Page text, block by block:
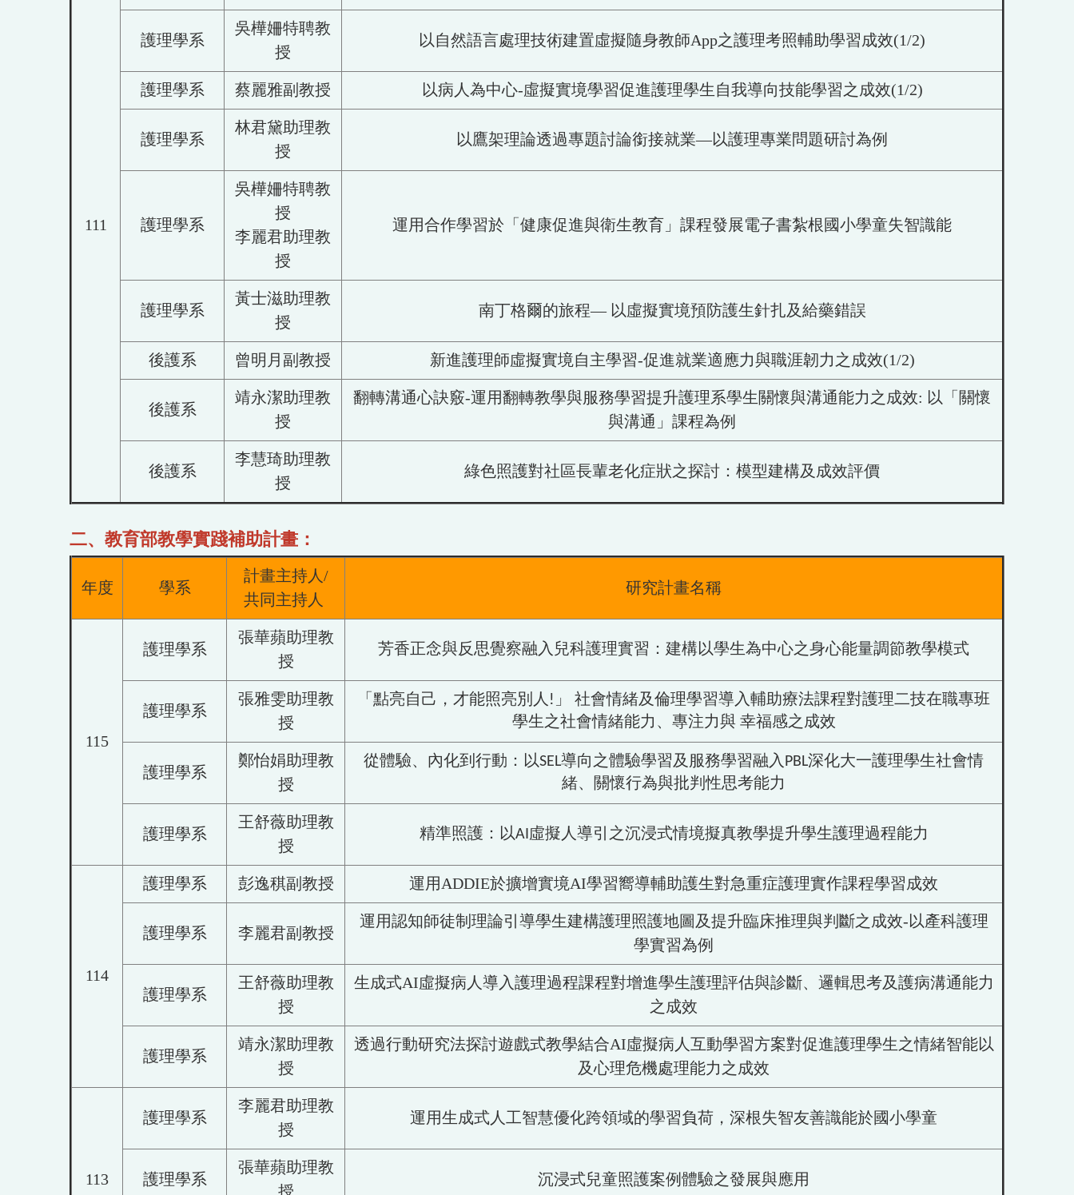
111
護理學系
吳樺姍特聘教
授
以自然語言處理技術建置虛擬隨身教師App之護理考照輔助學習成效(1/2)
護理學系 蔡麗雅副教授 以病人為中心-虛擬實境學習促進護理學生自我導向技能學習之成效(1/2)
護理學系
林君黛助理教
授
以鷹架理論透過專題討論銜接就業—以護理專業問題研討為例
護理學系
吳樺姍特聘教
授
李麗君助理教
授
運用合作學習於「健康促進與衛生教育」課程發展電子書紮根國小學童失智識能
護理學系
黃士滋助理教
授
南丁格爾的旅程— 以虛擬實境預防護生針扎及給藥錯誤
後護系 曾明月副教授 新進護理師虛擬實境自主學習-促進就業適應力與職涯韌力之成效(1/2)
後護系
靖永潔助理教
授
翻轉溝通心訣竅-運用翻轉教學與服務學習提升護理系學生關懷與溝通能力之成效: 以「關懷
與溝通」課程為例
後護系
李慧琦助理教
授
綠色照護對社區長輩老化症狀之探討：模型建構及成效評價
二、教育部教學實踐補助計畫：
年度 學系
計畫主持人/
共同主持人
研究計畫名稱
115
護理學系
張華蘋助理教
授
芳香正念與反思覺察融入兒科護理實習：建構以學生為中心之身心能量調節教學模式
護理學系
張雅雯助理教
授
「點亮自己，才能照亮別人!」 社會情緒及倫理學習導入輔助療法課程對護理二技在職專班
學生之社會情緒能力、專注力與 幸福感之成效
護理學系
鄭怡娟助理教
授
從體驗、內化到行動：以SEL導向之體驗學習及服務學習融入PBL深化大一護理學生社會情
緒、關懷行為與批判性思考能力
護理學系
王舒薇助理教
授
精準照護：以AI虛擬人導引之沉浸式情境擬真教學提升學生護理過程能力
114
護理學系 彭逸稘副教授 運用ADDIE於擴增實境AI學習嚮導輔助護生對急重症護理實作課程學習成效
護理學系 李麗君副教授
運用認知師徒制理論引導學生建構護理照護地圖及提升臨床推理與判斷之成效-以產科護理
學實習為例
護理學系
王舒薇助理教
授
生成式AI虛擬病人導入護理過程課程對增進學生護理評估與診斷、邏輯思考及護病溝通能力
之成效
護理學系
靖永潔助理教
授
透過行動研究法探討遊戲式教學結合AI虛擬病人互動學習方案對促進護理學生之情緒智能以
及心理危機處理能力之成效
113
護理學系
李麗君助理教
授
運用生成式人工智慧優化跨領域的學習負荷，深根失智友善識能於國小學童
護理學系
張華蘋助理教
授
沉浸式兒童照護案例體驗之發展與應用